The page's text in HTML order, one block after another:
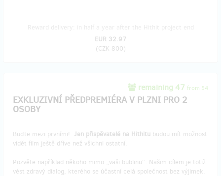
EUR 32.97
(CZK 800)
remaining 47 from 54
EXKLUZIVNÍ PŘEDPREMIÉRA V PLZNI PRO 2
OSOBY
Buďte mezi prvními! Jen přispěvatelé na Hithitu budou mít možnost
vidět film ještě dříve než všichni ostatní.
Pozvěte například někoho mimo „vaši bublinu“. Našim cílem je totiž
vést zdravý dialog, kterého se účastní celá společnost bez výjimek.